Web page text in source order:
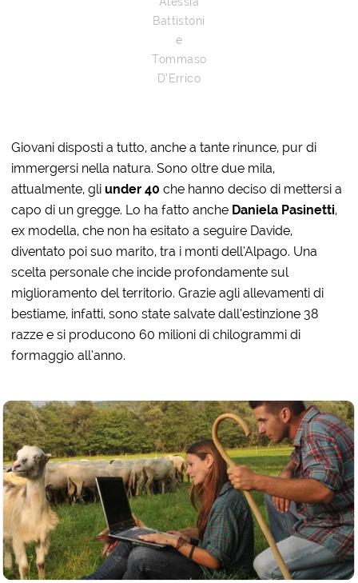
Battistoni
e
Tommaso
D’Errico
Giovani disposti a tutto, anche a tante rinunce, pur di
immergersi nella natura. Sono oltre due mila,
attualmente, gliunder 40 che hanno deciso di mettersi a
capo di un gregge. Lo ha fatto anche Daniela Pasinetti,
ex modella, che non ha esitato a seguire Davide,
diventato poi suo marito, tra i monti dell’Alpago. Una
scelta personale che incide profondamente sul
miglioramento del territorio. Grazie agli allevamenti di
bestiame, infatti, sono state salvate dall’estinzione 38
razze e si producono 60 milioni di chilogrammi di
formaggio all’anno.